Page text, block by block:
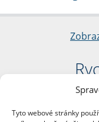
Tyto webové stránky